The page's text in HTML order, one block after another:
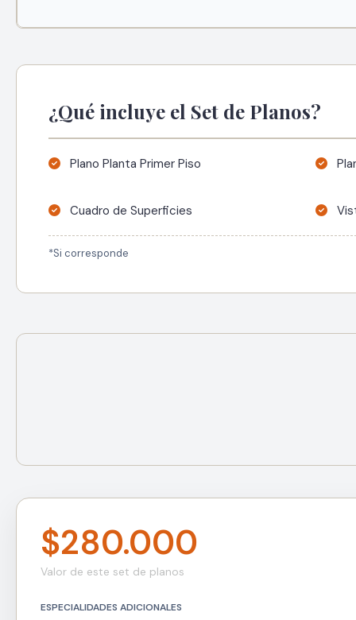
¿Qué incluye el Set de Planos?
Plano Planta Primer Piso
Cuadro de Superficies
*Si corresponde
$280.000
Valor de este set de planos
ESPECIALIDADES ADICIONALES